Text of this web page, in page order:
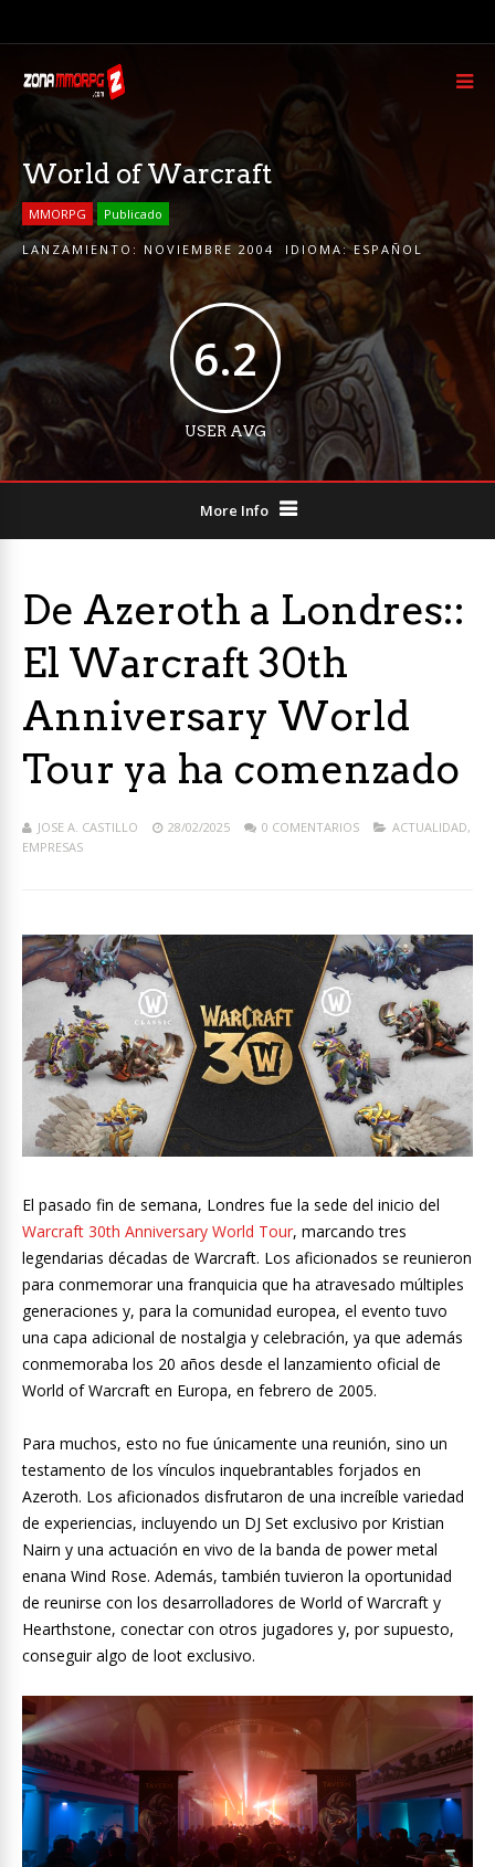
World of Warcraft
MMORPG Publicado
LANZAMIENTO: NOVIEMBRE 2004 IDIOMA:ESPAÑOL
6.2
USER AVG
More Info
De Azeroth a Londres::
El Warcraft 30th
Anniversary World
Tour ya ha comenzado
JOSE A. CASTILLO 28/02/2025 0 COMENTARIOS ACTUALIDAD,
EMPRESAS
El pasado fin de semana, Londres fue la sede del inicio del
Warcraft 30th Anniversary World Tour, marcando tres
legendarias décadas de Warcraft. Los aficionados se reunieron
para conmemorar una franquicia que ha atravesado múltiples
generaciones y, para la comunidad europea, el evento tuvo
una capa adicional de nostalgia y celebración, ya que además
conmemoraba los 20 años desde el lanzamiento oficial de
World of Warcraft en Europa, en febrero de 2005.
Para muchos, esto no fue únicamente una reunión, sino un
testamento de los vínculos inquebrantables forjados en
Azeroth. Los aficionados disfrutaron de una increíble variedad
de experiencias, incluyendo un DJ Set exclusivo por Kristian
Nairn y una actuación en vivo de la banda de power metal
enana Wind Rose. Además, también tuvieron la oportunidad
de reunirse con los desarrolladores de World of Warcraft y
Hearthstone, conectar con otros jugadores y, por supuesto,
conseguir algo de loot exclusivo.